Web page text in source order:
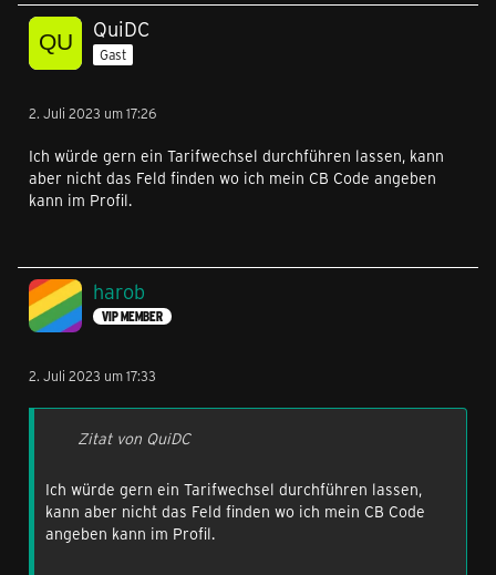
QuiDC
Gast
2. Juli 2023 um 17:26
Ich würde gern ein Tarifwechsel durchführen lassen, kann
aber nicht das Feld finden wo ich mein CB Code angeben
kann im Profil.
harob
VIP MEMBER
2. Juli 2023 um 17:33
Zitat von QuiDC
Ich würde gern ein Tarifwechsel durchführen lassen,
kann aber nicht das Feld finden wo ich mein CB Code
angeben kann im Profil.